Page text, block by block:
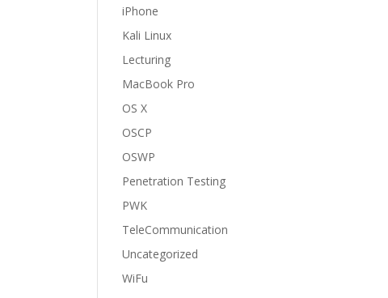
iPhone
Kali Linux
Lecturing
MacBook Pro
OS X
OSCP
OSWP
Penetration Testing
PWK
TeleCommunication
Uncategorized
WiFu